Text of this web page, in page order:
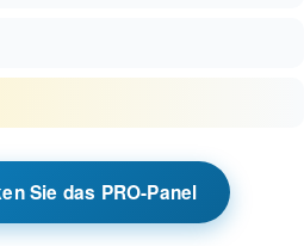
STS
Bodenrisikos
Sie das PRO-Panel